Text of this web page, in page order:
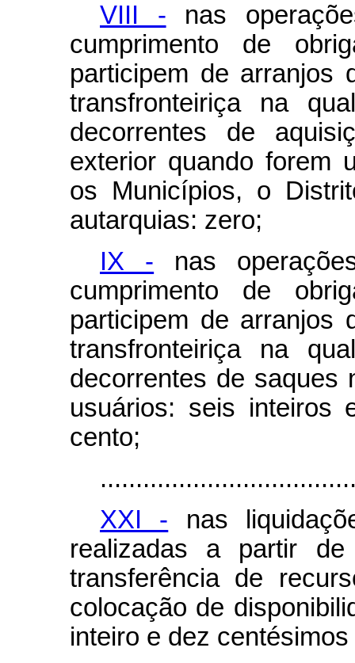
VIII - nas
cumprimento de
participem de arranjos
transfronteiriça na
decorrentes de
exterior quando forem
os Municípios, o
autarquias: zero;
IX - nas
cumprimento de
participem de arranjos
transfronteiriça na
decorrentes de saques
usuários: seis inteiros
cento;
XXI - nas
realizadas a partir
transferência de
colocação de
inteiro e dez